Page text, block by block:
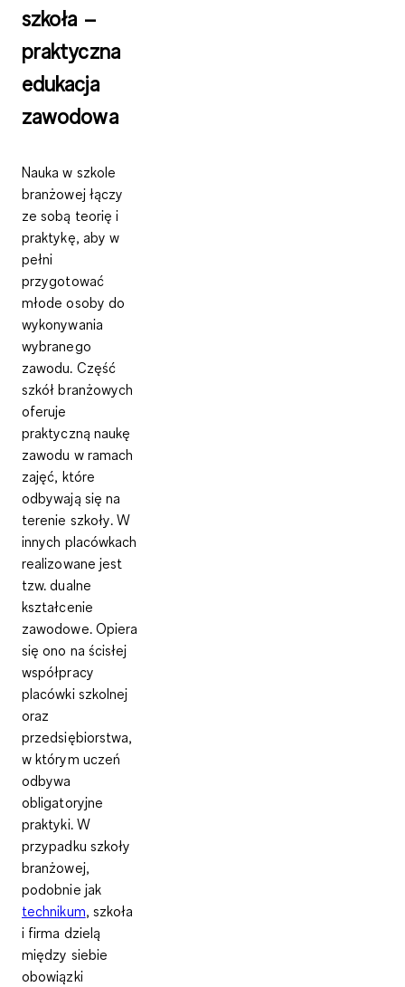
szkoła –
praktyczna
edukacja
zawodowa
Nauka w szkole
branżowej łączy
ze sobą teorię i
praktykę, aby w
pełni
przygotować
młode osoby do
wykonywania
wybranego
zawodu. Część
szkół branżowych
oferuje
praktyczną naukę
zawodu w ramach
zajęć, które
odbywają sięna
terenie szkoły. W
innych placówkach
realizowane jest
tzw.dualne
kształcenie
zawodowe. Opiera
się ono na ścisłej
współpracy
placówki szkolnej
oraz
przedsiębiorstwa,
w którym uczeń
odbywa
obligatoryjne
praktyki. W
przypadku szkoły
branżowej,
podobnie jak
technikum, szkoła
i firma dzielą
między siebie
obowiązki